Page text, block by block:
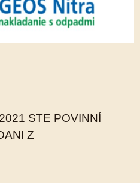
STE POVINNÍ
Z